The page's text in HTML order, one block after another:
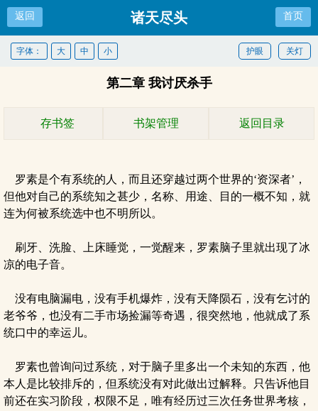
返回 诸天尽头 首页
关灯
护眼
字体： 大 中 小
第二章 我讨厌杀手
存书签 书架管理 返回目录
罗素是个有系统的人，而且还穿越过两个世界的‘资深者’，
但他对自己的系统知之甚少，名称、用途、目的一概不知，就
连为何被系统选中也不明所以。
刷牙、洗脸、上床睡觉，一觉醒来，罗素脑子里就出现了冰
凉的电子音。
没有电脑漏电，没有手机爆炸，没有天降陨石，没有乞讨的
老爷爷，也没有二手市场捡漏等奇遇，很突然地，他就成了系
统口中的幸运儿。
罗素也曾询问过系统，对于脑子里多出一个未知的东西，他
本人是比较排斥的，但系统没有对此做出过解释。只告诉他目
前还在实习阶段，权限不足，唯有经历过三次任务世界考核，